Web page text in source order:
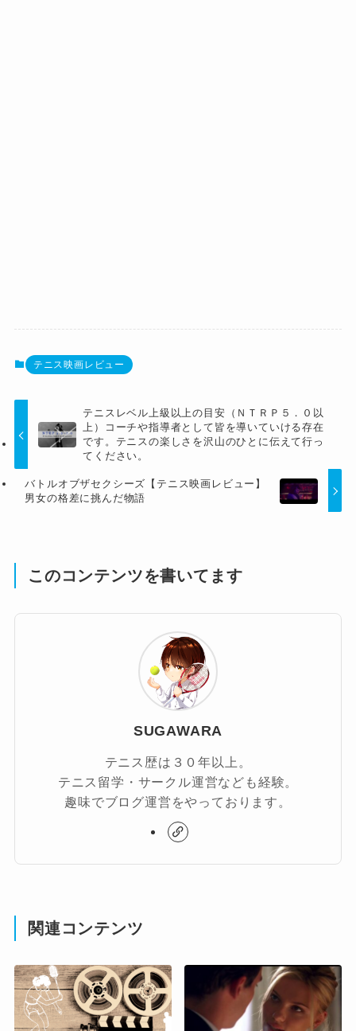
テニス映画レビュー
テニスレベル上級以上の目安（ＮＴＲＰ５．０以
上）コーチや指導者として皆を導いていける存在
です。テニスの楽しさを沢山のひとに伝えて行っ
てください。
バトルオブザセクシーズ【テニス映画レビュー】
男女の格差に挑んだ物語
このコンテンツを書いてます
SUGAWARA
テニス歴は３０年以上。
テニス留学・サークル運営なども経験。
趣味でブログ運営をやっております。
関連コンテンツ